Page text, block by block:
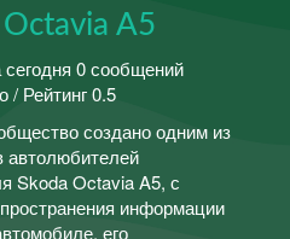
A5
сегодня 0 сообщений
/ Рейтинг 0.5
создано одним из
автолюбителей
Skoda Octavia A5, с
информации
его